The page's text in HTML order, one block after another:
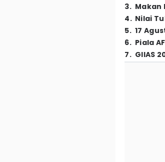
3. Makan
4. Nilai
5. 17
6. Piala
7. GIIAS